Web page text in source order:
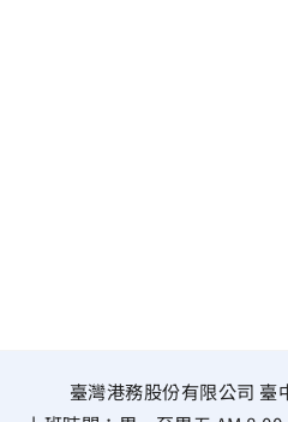
臺灣港務股份有限公司 臺